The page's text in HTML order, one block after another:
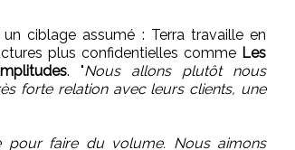
ciblage assumé : Terra travaille en
plus confidentielles comme Les
. "Nous allons plutôt nous
forte relation avec leurs clients, une
faire du volume. Nous aimons